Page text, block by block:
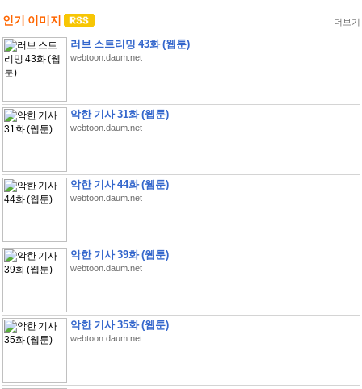
인기 이미지 더보기
러브 스트리밍 43화 (웹툰)
webtoon.daum.net
악한 기사 31화 (웹툰)
webtoon.daum.net
악한 기사 44화 (웹툰)
webtoon.daum.net
악한 기사 39화 (웹툰)
webtoon.daum.net
악한 기사 35화 (웹툰)
webtoon.daum.net